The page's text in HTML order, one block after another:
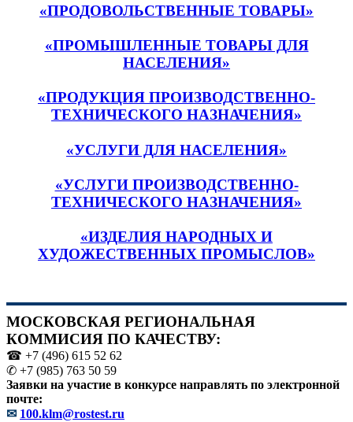
«ПРОДОВОЛЬСТВЕННЫЕ ТОВАРЫ»
«ПРОМЫШЛЕННЫЕ ТОВАРЫ ДЛЯ
НАСЕЛЕНИЯ»
«ПРОДУКЦИЯ ПРОИЗВОДСТВЕННО-
ТЕХНИЧЕСКОГО НАЗНАЧЕНИЯ»
«УСЛУГИ ДЛЯ НАСЕЛЕНИЯ»
«УСЛУГИ ПРОИЗВОДСТВЕННО-
ТЕХНИЧЕСКОГО НАЗНАЧЕНИЯ»
«ИЗДЕЛИЯ НАРОДНЫХ И
ХУДОЖЕСТВЕННЫХ ПРОМЫСЛОВ»
МОСКОВСКАЯ РЕГИОНАЛЬНАЯ
КОММИСИЯ ПО КАЧЕСТВУ:
☎ +7 (496) 615 52 62
✆ +7 (985) 763 50 59
Заявки на участие в конкурсе направлять по электронной
почте:
✉ 100.klm@rostest.ru